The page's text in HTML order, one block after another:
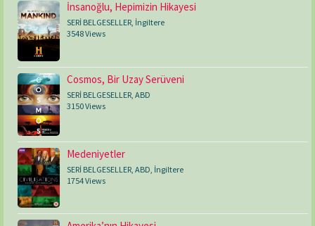
İnsanoğlu, Hepimizin Hikayesi
SERİ BELGESELLER, İngiltere
3548 Views
Cosmos, Bir Uzay Serüveni
SERİ BELGESELLER ABD
3150 Views
Medeniyetler
SERİ BELGESELLER ABD İngiltere
1754 Views